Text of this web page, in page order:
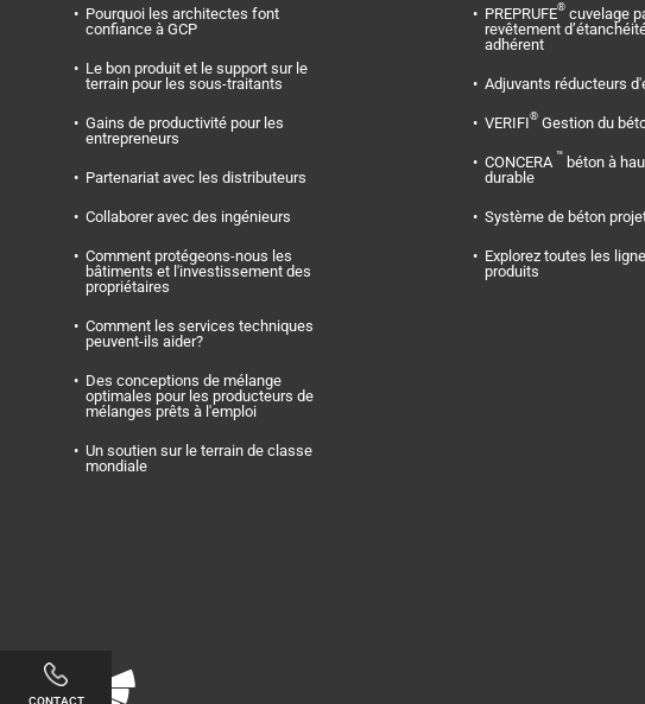
CONTACT
Pourquoi les architectes font
confiance à GCP
Le bon produit et le support sur le
terrain pour les sous-traitants
Gains de productivité pour les
entrepreneurs
Partenariat avec les distributeurs
Collaborer avec des ingénieurs
Comment protégeons-nous les
bâtiments et l'investissement des
propriétaires
Comment les services techniques
peuvent-ils aider?
Des conceptions de mélange
optimales pour les producteurs de
mélanges prêts à l'emploi
Un soutien sur le terrain de classe
mondiale
PREPRUFE® cuvelage
revêtement
adhérent
Adjuvants réducteurs
VERIFI® Gestion du
CONCERA ™ béton à
durable
Système de béton
Explorez toutes les
produits
Linkedin Twitter